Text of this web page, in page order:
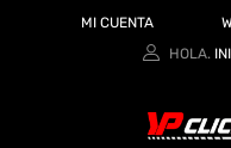
MI CUENTA
HOLA.